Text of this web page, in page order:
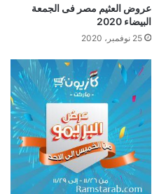
عروض العثيم مصر فى الجمعة
البيضاء 2020
25 نوفمبر، 2020